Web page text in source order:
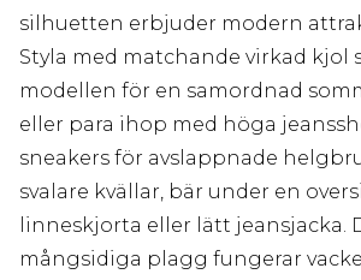
silhuetten erbjuder modern
Styla med matchande virkad kjol
modellen för en samordnad
eller para ihop med höga
sneakers för avslappnade
svalare kvällar, bär under en
linneskjorta eller lätt jeansjacka.
mångsidiga plagg fungerar